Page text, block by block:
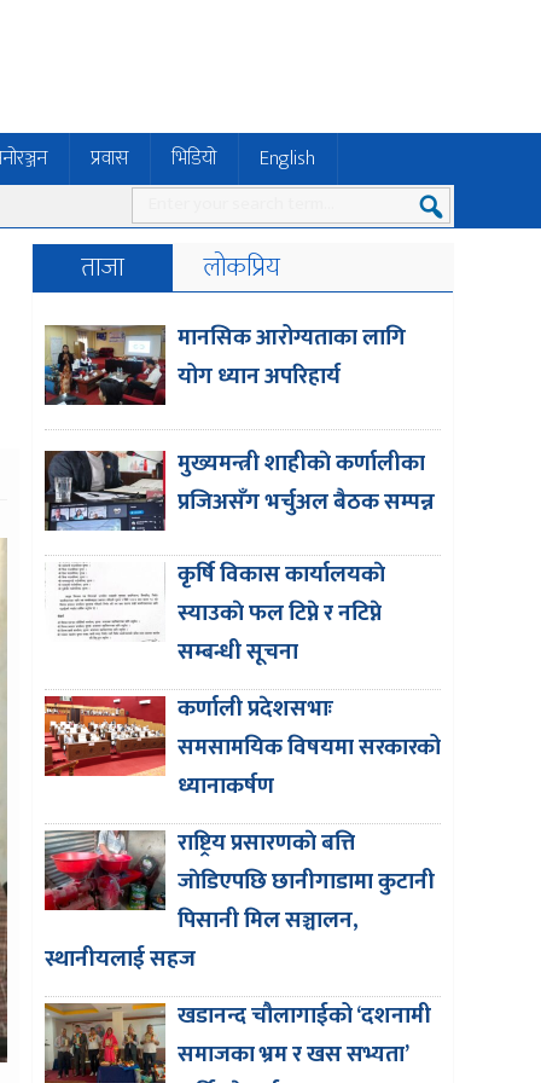
प्रवास भिडियो English
ताजा लोकप्रिय
मानसिक आरोग्यताका लागि
योग ध्यान अपरिहार्य
मुख्यमन्त्री शाहीकाे कर्णालीका
प्रजिअसँग भर्चुअल बैठक सम्पन्न
कृर्षि विकास कार्यालयकाे
स्याउकाे फल टिप्ने र नटिप्ने
सम्बन्धी सूचना
कर्णाली प्रदेशसभाः
समसामयिक विषयमा सरकारको
ध्यानाकर्षण
राष्ट्रिय प्रसारणकाे बत्ति
जाेडिएपछि छानीगाडामा कुटानी
पिसानी मिल सञ्चालन,
स्थानीयलाई सहज
खडानन्द चौलागाईको ‘दशनामी
समाजका भ्रम र खस सभ्यता’